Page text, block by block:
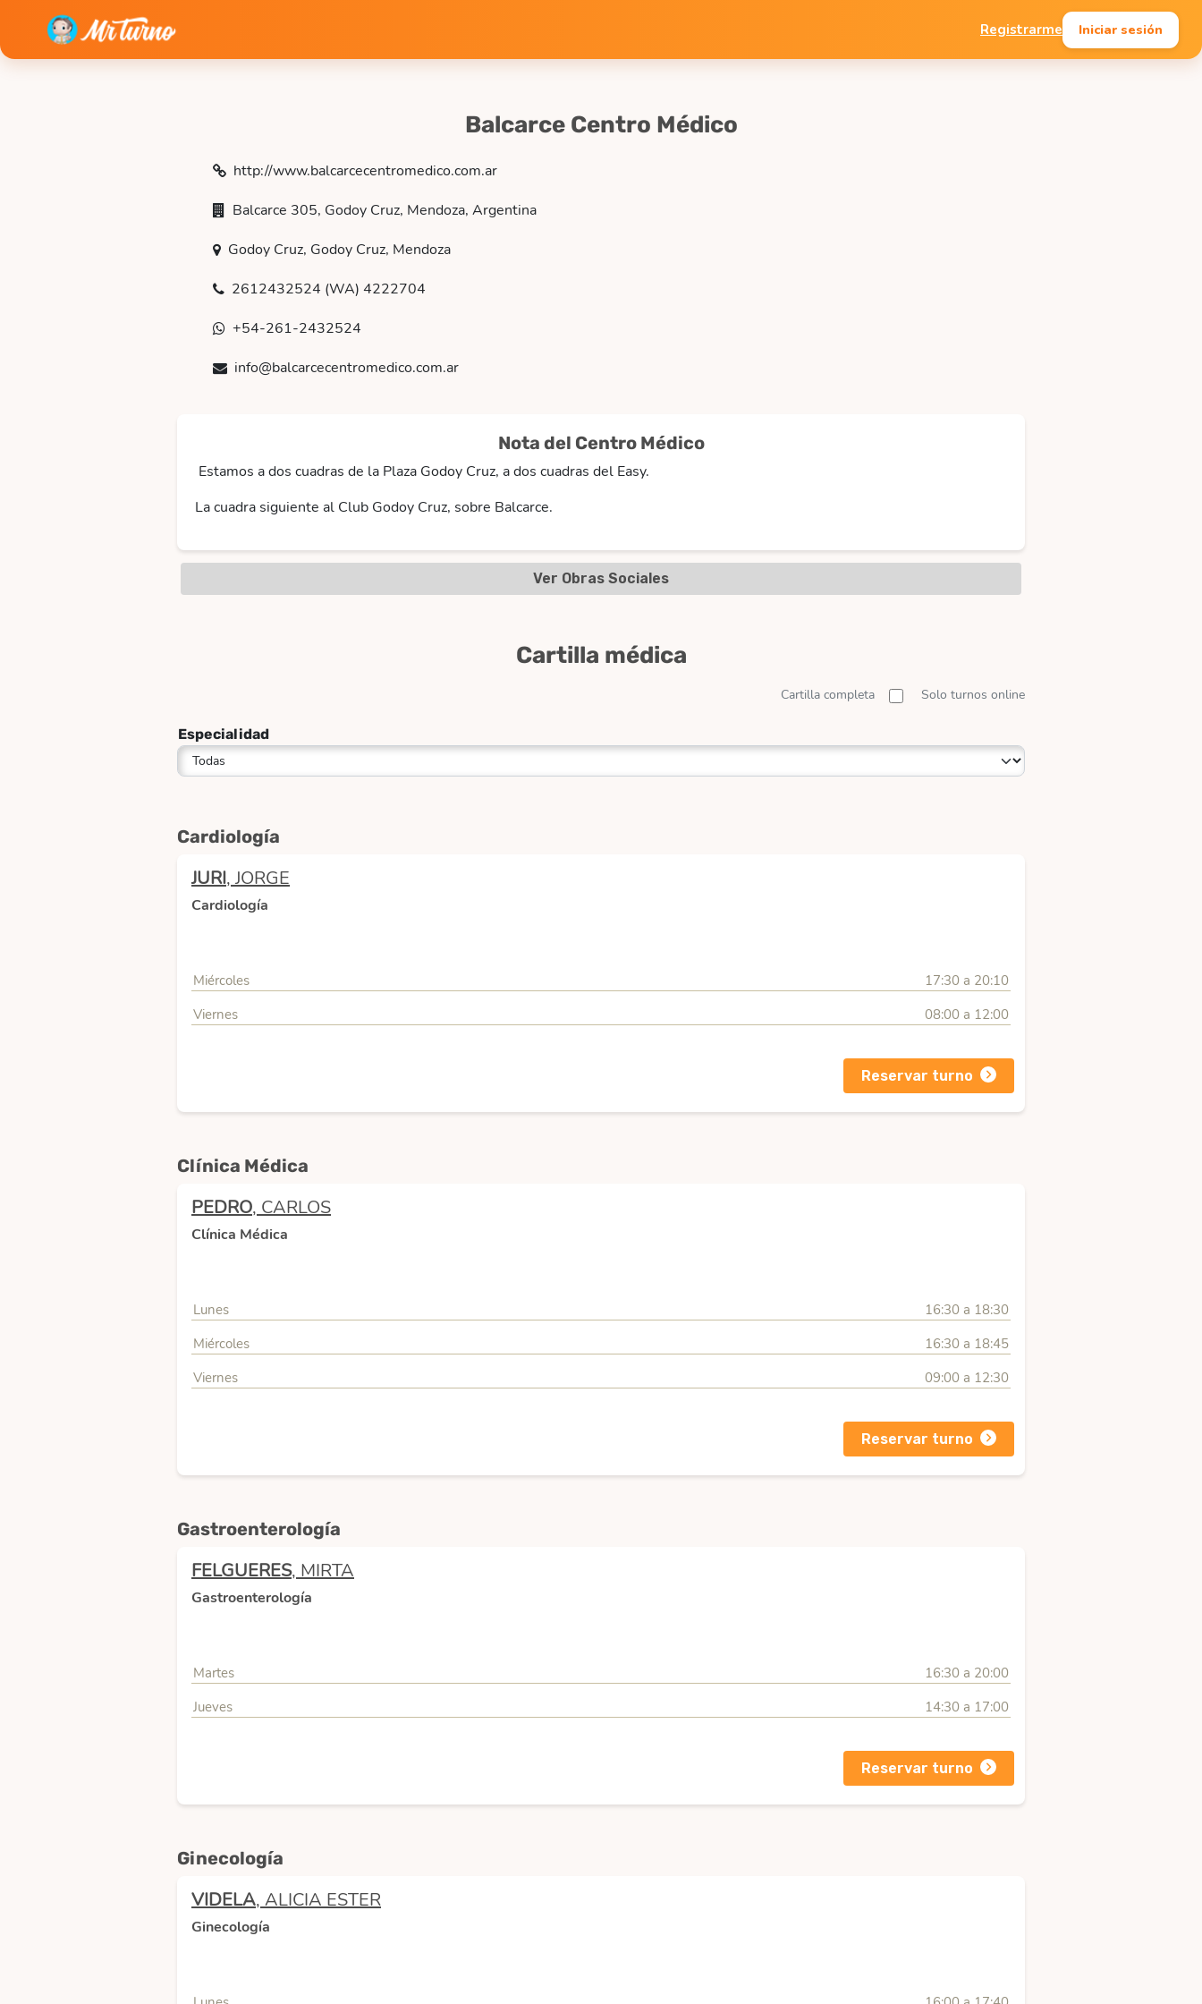
Registrarme Iniciar sesión
Balcarce Centro Médico
http://www.balcarcecentromedico.com.ar
Balcarce 305, Godoy Cruz, Mendoza, Argentina
Godoy Cruz, Godoy Cruz, Mendoza
2612432524 (WA) 4222704
+54-261-2432524
info@balcarcecentromedico.com.ar
Nota del Centro Médico
Estamos a dos cuadras de la Plaza Godoy Cruz, a dos cuadras del Easy.
La cuadra siguiente al Club Godoy Cruz, sobre Balcarce.
Ver Obras Sociales
Cartilla médica
Cartilla completa Solo turnos online
Especialidad
Cardiología
JURI, JORGE
Cardiología
Miércoles
17:30 a 20:10
Viernes
08:00 a 12:00
Reservar turno
Clínica Médica
PEDRO, CARLOS
Clínica Médica
Lunes
16:30 a 18:30
Miércoles
16:30 a 18:45
Viernes
09:00 a 12:30
Reservar turno
Gastroenterología
FELGUERES, MIRTA
Gastroenterología
Martes
16:30 a 20:00
Jueves
14:30 a 17:00
Reservar turno
Ginecología
VIDELA, ALICIA ESTER
Ginecología